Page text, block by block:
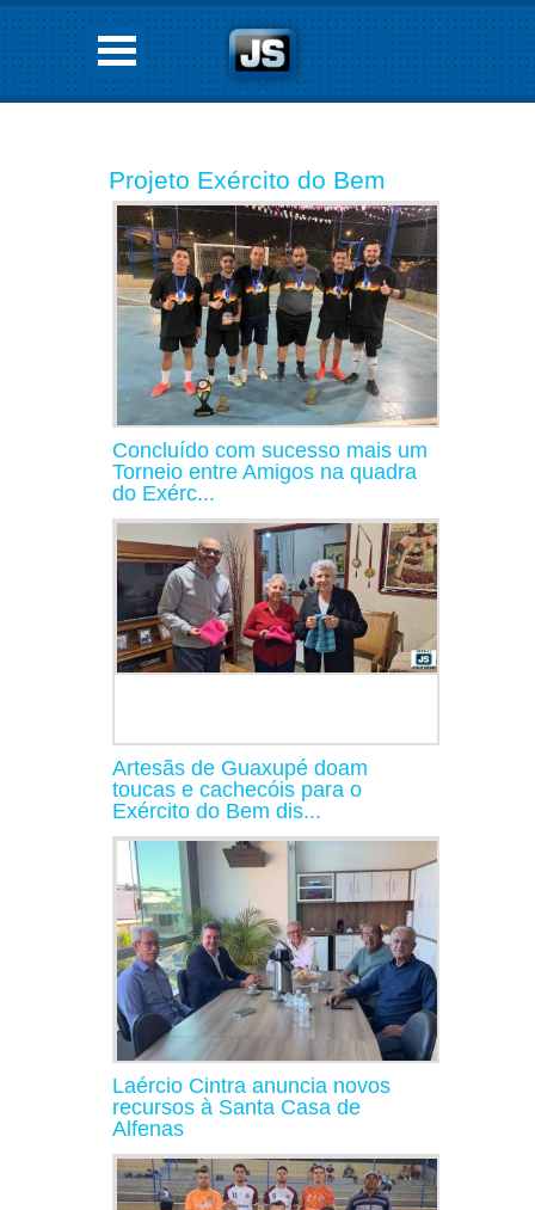
Projeto Exército do Bem
Concluído com sucesso mais um
Torneio entre Amigos na quadra
do Exérc...
Artesãs de Guaxupé doam
toucas e cachecóis para o
Exército do Bem dis...
Laércio Cintra anuncia novos
recursos à Santa Casa de
Alfenas